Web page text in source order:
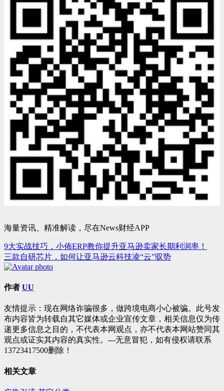
海量资讯、精准解读，尽在News财经APP
文
章
导
9大实战技巧，小佈ERP教你提升亚马逊卖家长期利润率！
三款自研芯片，如何让亚马逊云科技凌“云”驭势
作者 UU
友情提示：现在网络诈骗很多，做跨境电商小心被骗。此号发
布内容皆为转载自其它媒体或企业宣传文章，相关信息仅为传
递更多信息之目的，不代表本网观点，亦不代表本网站赞同其
观点或证实其内容的真实性。---无意冒犯，如有侵权请联系
13723417500删除！
相关文章